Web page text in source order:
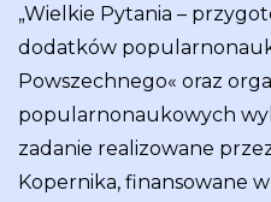
„Wielkie Pytania –
dodatków
Powszechnego« oraz
popularnonaukowych
zadanie realizowane
Kopernika, finansowane